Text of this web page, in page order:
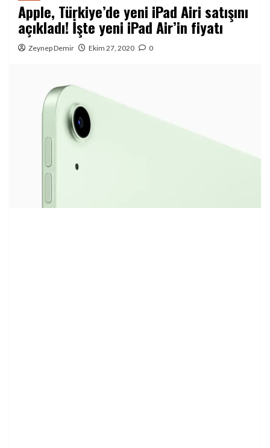
Apple, Türkiye’de yeni iPad Airi satışını
açıkladı! İşte yeni iPad Air’in fiyatı
Zeynep Demir Ekim 27, 2020 0